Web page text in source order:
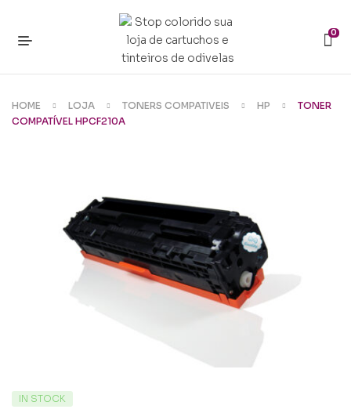
0
HOME LOJA TONERS COMPATIVEIS HP
TONER
COMPATÍVEL HPCF210A
IN STOCK